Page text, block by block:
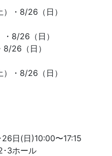
・8/26（日）
8/26（日）
26（日）
・8/26（日）
日(日)10:00〜17:15
･3ホール